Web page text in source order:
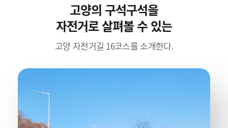
고양의 구석구석을
자전거로 살펴볼 수 있는
고양 자전거길 16코스를 소개한다.